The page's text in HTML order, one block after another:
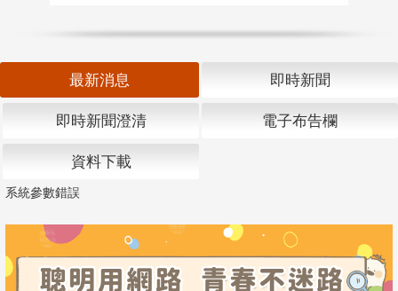
最新消息 即時新聞
即時新聞澄清 電子布告欄
資料下載
系統參數錯誤